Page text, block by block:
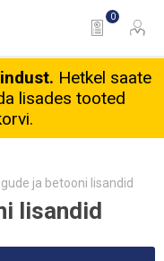
0
Hetkel saate
lisades tooted
ja betooni lisandid
lisandid